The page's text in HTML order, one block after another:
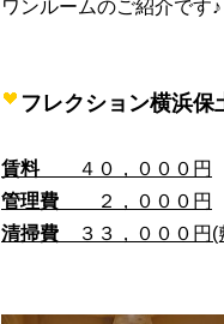
ワンルームのご紹介です♪
フレクション横浜保
賃料４０，０００円
管理費 ２，０００円
清掃費 ３３，０００円(